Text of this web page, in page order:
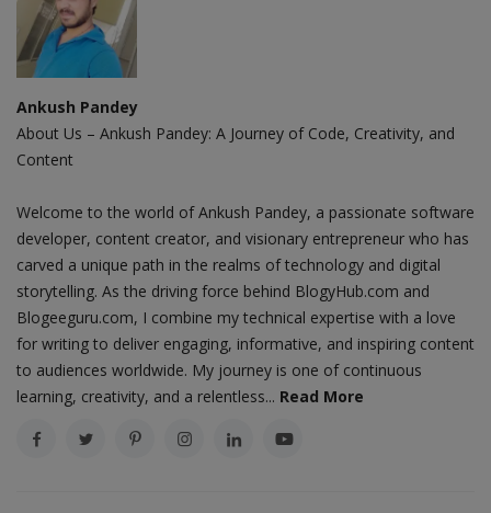
Ankush Pandey
About Us – Ankush Pandey: A Journey of Code, Creativity, and
Content
Welcome to the world of Ankush Pandey, a passionate software
developer, content creator, and visionary entrepreneur who has
carved a unique path in the realms of technology and digital
storytelling. As the driving force behind BlogyHub.com and
Blogeeguru.com, I combine my technical expertise with a love
for writing to deliver engaging, informative, and inspiring content
to audiences worldwide. My journey is one of continuous
learning, creativity, and a relentless... Read More